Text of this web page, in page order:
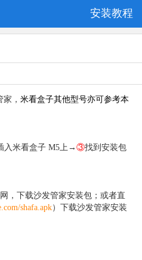
安装教程
， 米看盒子其他型号亦可参考本
入米看盒子 M5上→ ③找到安装包
，下载沙发管家安装包；或者直
shafa.apk） 下载沙发管家安装